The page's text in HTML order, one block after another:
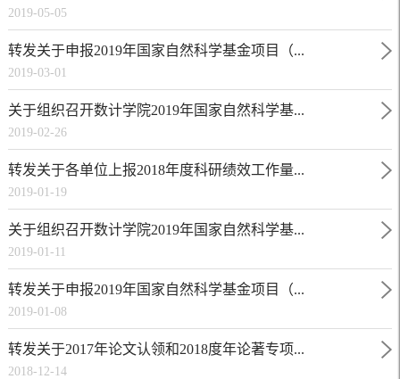
2019-05-05
转发关于申报2019年国家自然科学基金项目（...
2019-03-01
关于组织召开数计学院2019年国家自然科学基...
2019-02-26
转发关于各单位上报2018年度科研绩效工作量...
2019-01-19
关于组织召开数计学院2019年国家自然科学基...
2019-01-11
转发关于申报2019年国家自然科学基金项目（...
2019-01-08
转发关于2017年论文认领和2018度年论著专项...
2018-12-14